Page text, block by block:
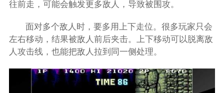
往前走，可能会触发更多敌人，导致被围攻。
面对多个敌人时，要多用上下走位。很多玩家只会
左右移动，结果被敌人前后夹击。上下移动可以脱离敌
人攻击线，也能把敌人拉到同一侧处理。